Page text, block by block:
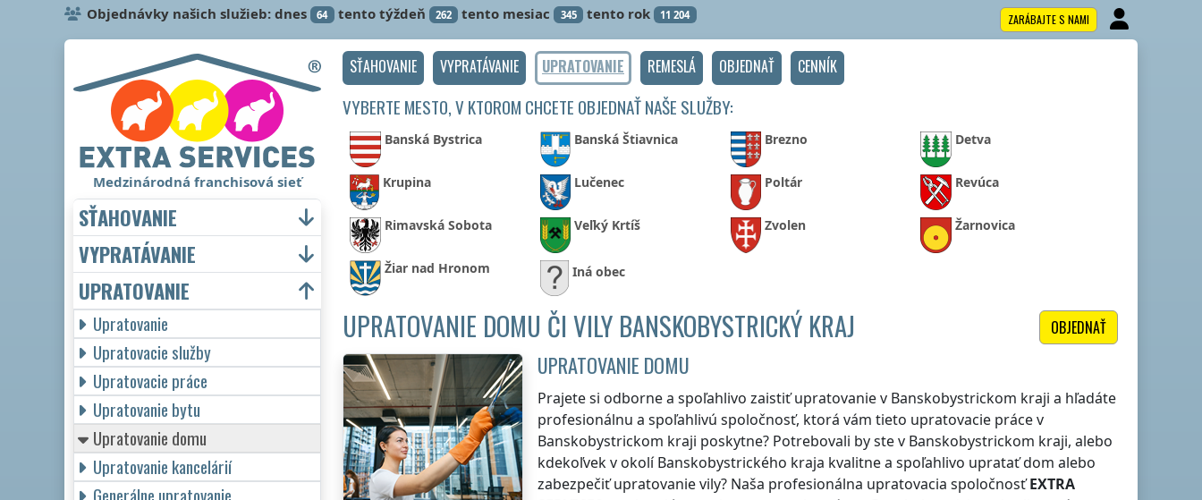
Objednávky našich služieb: dnes 64 tento týždeň 262 tento mesiac 345 tento rok 11 204 ZARÁBAJTE S NAMI
SŤAHOVANIE VYPRATÁVANIE UPRATOVANIE REMESLÁ OBJEDNAŤ CENNÍK
VYBERTE MESTO, V KTOROM CHCETE OBJEDNAŤ NAŠE SLUŽBY:
Banská Bystrica Banská Štiavnica Brezno Detva
Krupina Lučenec Poltár Revúca
Rimavská Sobota Veľký Krtíš Zvolen Žarnovica
Žiar nad Hronom Iná obec
OBJEDNAŤ
UPRATOVANIE DOMU ČI VILY BANSKOBYSTRICKÝ KRAJ
UPRATOVANIE DOMU
Prajete si odborne a spoľahlivo zaistiť upratovaniev Banskobystrickom kraji a hľadáte
profesionálnu a spoľahlivú spoločnosť, ktorá vám tieto upratovacie prácev
Banskobystrickom kraji poskytne? Potrebovali by stev Banskobystrickom kraji, alebo
kdekoľvek v okolíBanskobystrického kraja kvalitne a spoľahlivo upratať dom alebo
zabezpečiť upratovanie vily? Naša profesionálna upratovacia spoločnosťEXTRA
Medzinárodná franchisová sieť
SŤAHOVANIE
VYPRATÁVANIE
UPRATOVANIE
Upratovanie
Upratovacie služby
Upratovacie práce
Upratovanie bytu
Upratovanie domu
Upratovanie kancelárií